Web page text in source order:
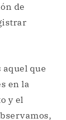
de
aquel que
en la
y el